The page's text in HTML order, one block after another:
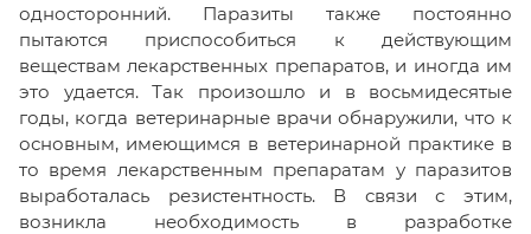
односторонний. Паразиты также постоянно
пытаются приспособиться к действующим
веществам лекарственных препаратов, и иногда им
это удается. Так произошло и в восьмидесятые
годы, когда ветеринарные врачи обнаружили, что к
основным, имеющимся в ветеринарной практике в
то время лекарственным препаратам у паразитов
выработалась резистентность. В связи с этим,
возникла необходимость в разработке